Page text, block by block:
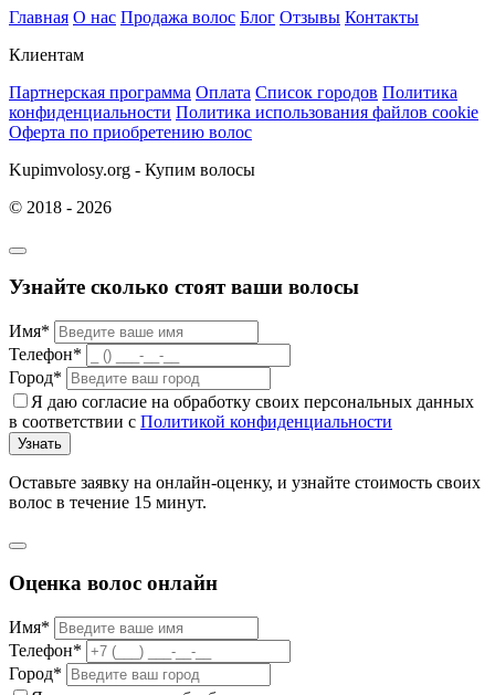
Главная О нас Продажа волос Блог Отзывы Контакты
Клиентам
Партнерская программа Оплата Список городов Политика
конфиденциальности Политика использования файлов cookie
Оферта по приобретению волос
Kupimvolosy.org - Купим волосы
© 2018 - 2026
Узнайте сколько стоят ваши волосы
Имя*
Телефон*
Город*
Я даю согласие на обработку своих персональных данных
в соответствии с Политикой конфиденциальности
Узнать
Оставьте заявку на онлайн-оценку, и узнайте стоимость своих
волос в течение 15 минут.
Оценка волос онлайн
Имя*
Телефон*
Город*